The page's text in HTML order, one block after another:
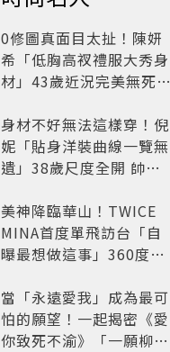
0修圖真面目太扯！陳妍
希「低胸高衩禮服大秀身
材」43歲近況完美無死角
身材不好無法這樣穿！倪
妮「貼身洋裝曲線一覽無
遺」38歲尺度全開 帥氣
美神降臨華山！TWICE
MINA首度單飛訪台「自
曝最想做這事」360度0
開
當「永遠愛我」成為最可
怕的願望！一起揭密《愛
你致死不渝》「一願柳」